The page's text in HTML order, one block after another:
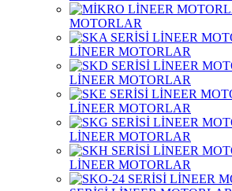
MOTORLAR
LİNEER MOTORLAR
LİNEER MOTORLAR
LİNEER MOTORLAR
LİNEER MOTORLAR
LİNEER MOTORLAR